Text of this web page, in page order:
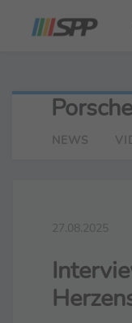
NEWS
27.08.2025